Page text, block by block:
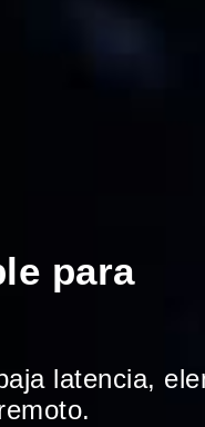
para
latencia,